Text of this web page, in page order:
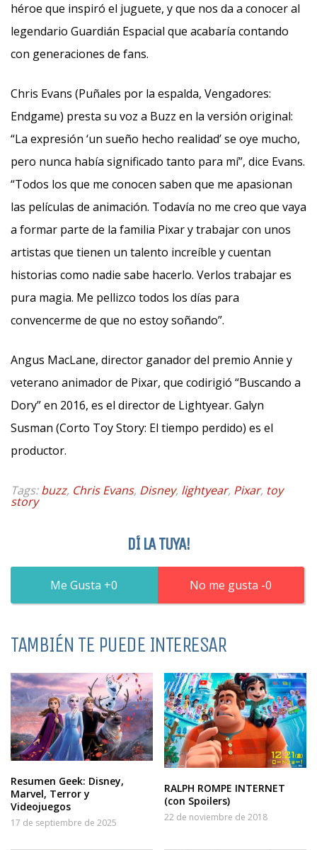
héroe que inspiró el juguete, y que nos da a conocer al
legendario Guardián Espacial que acabaría contando
con generaciones de fans.
Chris Evans (Puñales por la espalda, Vengadores:
Endgame) presta su voz a Buzz en la versión original:
“La expresión ‘un sueño hecho realidad’ se oye mucho,
pero nunca había significado tanto para mí”, dice Evans.
“Todos los que me conocen saben que me apasionan
las películas de animación. Todavía no me creo que vaya
a formar parte de la familia Pixar y trabajar con unos
artistas que tienen un talento increíble y cuentan
historias como nadie sabe hacerlo. Verlos trabajar es
pura magia. Me pellizco todos los días para
convencerme de que no estoy soñando”.
Angus MacLane, director ganador del premio Annie y
veterano animador de Pixar, que codirigió “Buscando a
Dory” en 2016, es el director de Lightyear. Galyn
Susman (Corto Toy Story: El tiempo perdido) es el
productor.
Tags:buzz, Chris Evans, Disney, lightyear, Pixar, toy
story
DÍ LA TUYA!
0 0
TAMBIÉN TE PUEDE INTERESAR
Resumen Geek: Disney,
Marvel, Terror y
Videojuegos
17 de septiembre de 2025
RALPH ROMPE INTERNET
(con Spoilers)
22 de noviembre de 2018